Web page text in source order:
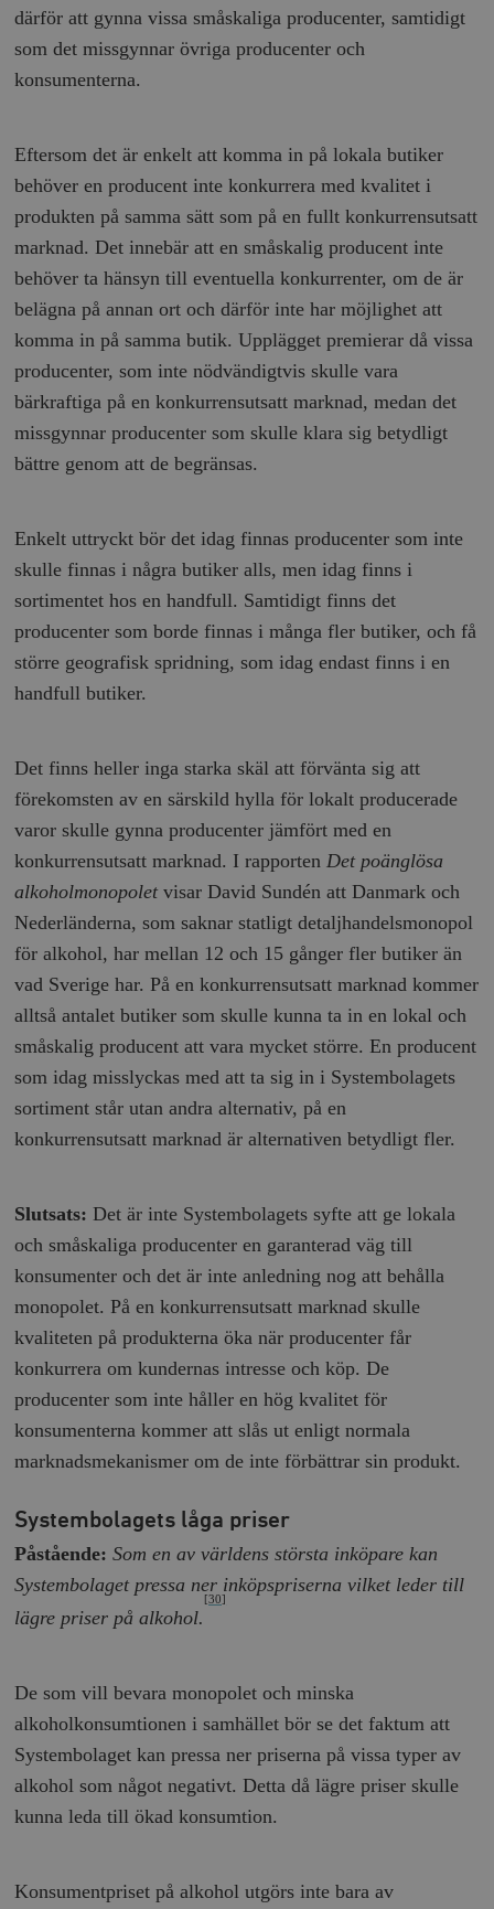
därför att gynna vissa småskaliga producenter, samtidigt
som det missgynnar övriga producenter och
konsumenterna.
Eftersom det är enkelt att komma in på lokala butiker
behöver en producent inte konkurrera med kvalitet i
produkten på samma sätt som på en fullt konkurrensutsatt
marknad. Det innebär att en småskalig producent inte
behöver ta hänsyn till eventuella konkurrenter, om de är
belägna på annan ort och därför inte har möjlighet att
komma in på samma butik. Upplägget premierar då vissa
producenter, som inte nödvändigtvis skulle vara
bärkraftiga på en konkurrensutsatt marknad, medan det
missgynnar producenter som skulle klara sig betydligt
bättre genom att de begränsas.
Enkelt uttryckt bör det idag finnas producenter som inte
skulle finnas i några butiker alls, men idag finns i
sortimentet hos en handfull. Samtidigt finns det
producenter som borde finnas i många fler butiker, och få
större geografisk spridning, som idag endast finns i en
handfull butiker.
Det finns heller inga starka skäl att förvänta sig att
förekomsten av en särskild hylla för lokalt producerade
varor skulle gynna producenter jämfört med en
konkurrensutsatt marknad. I rapportenDet poänglösa
alkoholmonopolet visar David Sundén att Danmark och
Nederländerna, som saknar statligt detaljhandelsmonopol
för alkohol, har mellan 12 och 15 gånger fler butiker än
vad Sverige har. På en konkurrensutsatt marknad kommer
alltså antalet butiker som skulle kunna ta in en lokal och
småskalig producent att vara mycket större. En producent
som idag misslyckas med att ta sig in i Systembolagets
sortiment står utan andra alternativ, på en
konkurrensutsatt marknad är alternativen betydligt fler.
Slutsats:Det är inte Systembolagets syfte att ge lokala
och småskaliga producenter en garanterad väg till
konsumenter och det är inte anledning nog att behålla
monopolet. På en konkurrensutsatt marknad skulle
kvaliteten på produkterna öka när producenter får
konkurrera om kundernas intresse och köp. De
producenter som inte håller en hög kvalitet för
konsumenterna kommer att slås ut enligt normala
marknadsmekanismer om de inte förbättrar sin produkt.
Systembolagets låga priser
Påstående: Som en av världens största inköpare kan
Systembolaget pressa ner inköpspriserna vilket leder till
lägre priser på alkohol.
[30]
De som vill bevara monopolet och minska
alkoholkonsumtionen i samhället bör se det faktum att
Systembolaget kan pressa ner priserna på vissa typer av
alkohol som något negativt. Detta då lägre priser skulle
kunna leda till ökad konsumtion.
Konsumentpriset på alkohol utgörs inte bara av